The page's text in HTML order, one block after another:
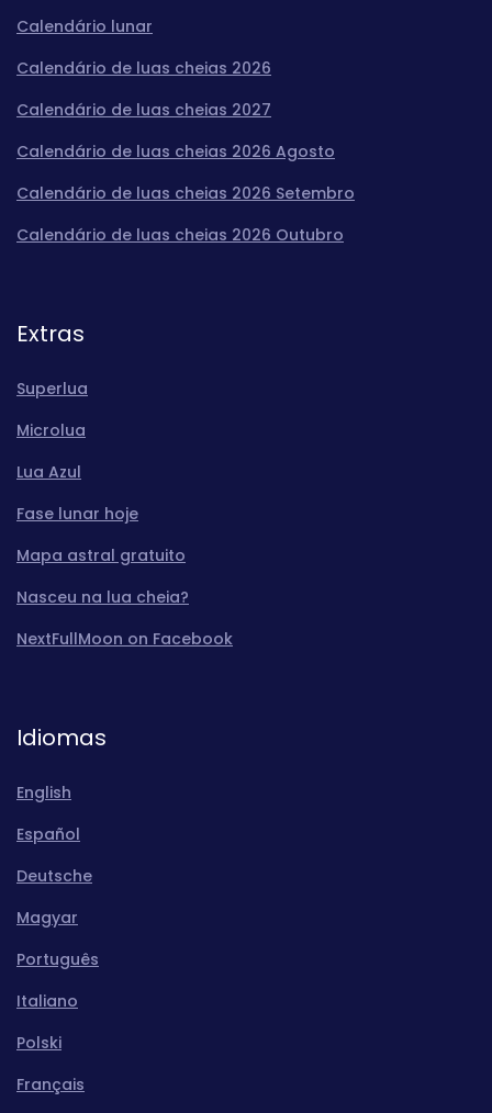
Calendário lunar
Calendário de luas cheias 2026
Calendário de luas cheias 2027
Calendário de luas cheias 2026 Agosto
Calendário de luas cheias 2026 Setembro
Calendário de luas cheias 2026 Outubro
Extras
Superlua
Microlua
Lua Azul
Fase lunar hoje
Mapa astral gratuito
Nasceu na lua cheia?
NextFullMoon on Facebook
Idiomas
English
Español
Deutsche
Magyar
Português
Italiano
Polski
Français